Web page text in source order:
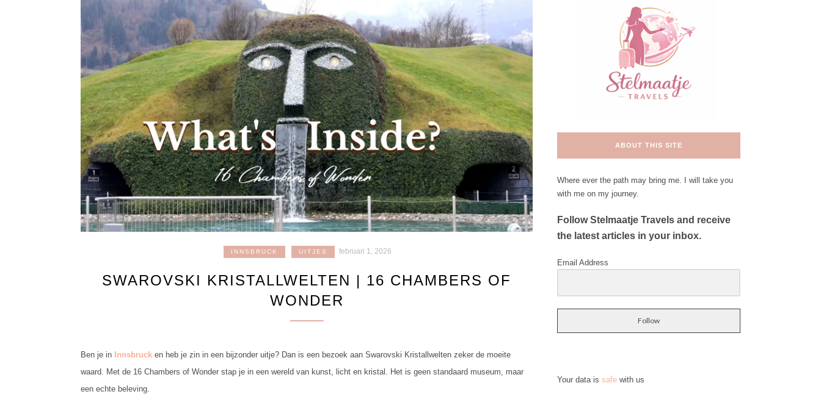
INNSBRUCK UITJES februari 1, 2026
SWAROVSKI KRISTALLWELTEN | 16 CHAMBERS OF
WONDER
Ben je in Innsbruck en heb je zin in een bijzonder uitje? Dan is een bezoek aan Swarovski Kristallwelten zeker de moeite
waard. Met de 16 Chambers of Wonder stap je in een wereld van kunst, licht en kristal. Het is geen standaard museum, maar
een echte beleving.
ABOUT THIS SITE
Where ever the path may bring me. I will take you
with me on my journey.
Follow Stelmaatje Travels and receive
the latest articles in your inbox.
Email Address
Follow
Your data is safe with us